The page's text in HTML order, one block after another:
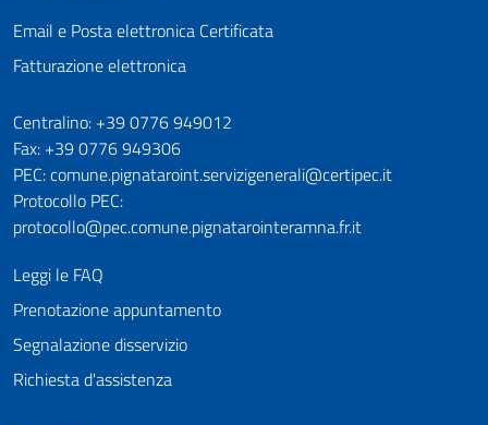
Email e Posta elettronica Certificata
Fatturazione elettronica
Numeri utili
Centralino: +39 0776 949012
Fax: +39 0776 949306
PEC: comune.pignataroint.servizigenerali@certipec.it
Protocollo PEC:
protocollo@pec.comune.pignatarointeramna.fr.it
Leggi le FAQ
Prenotazione appuntamento
Segnalazione disservizio
Richiesta d'assistenza